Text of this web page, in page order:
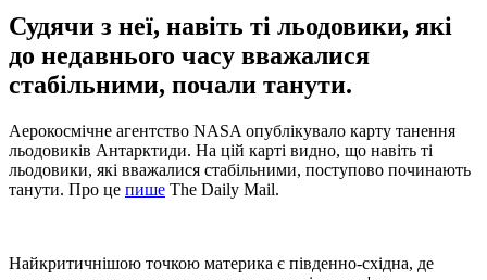
Судячи з неї, навіть ті льодовики, які
до недавнього часу вважалися
стабільними, почали танути.
Аерокосмічне агентство NASA опублікувало карту танення
льодовиків Антарктиди. На цій карті видно, що навіть ті
льодовики, які вважалися стабільними, поступово починають
танути. Про це пише The Daily Mail.
Найкритичнішою точкою материка є південно-східна, де